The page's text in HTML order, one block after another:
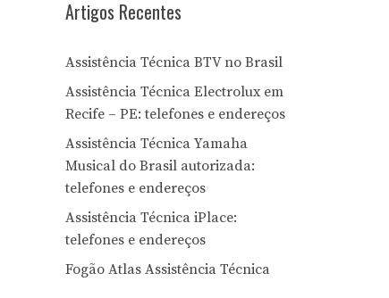
Artigos Recentes
Assistência Técnica BTV no Brasil
Assistência Técnica Electrolux em
Recife – PE: telefones e endereços
Assistência Técnica Yamaha
Musical do Brasil autorizada:
telefones e endereços
Assistência Técnica iPlace:
telefones e endereços
Fogão Atlas Assistência Técnica